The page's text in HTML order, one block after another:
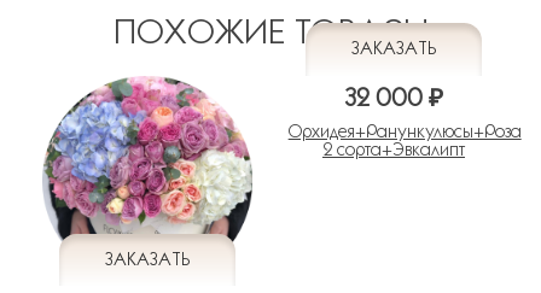
ПОХОЖИЕ ТОВАРЫ
32 000 ₽
Орхидея+Ранункулюсы+Роза
2 сорта+Эвкалипт